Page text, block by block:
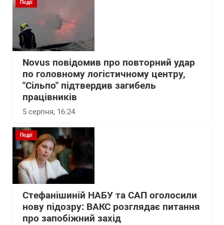
Події
Novus повідомив про повторний удар
по головному логістичному центру,
"Сільпо" підтвердив загибель
працівників
5 серпня, 16:24
Події
Стефанішиній НАБУ та САП оголосили
нову підозру: ВАКС розглядає питання
про запобіжний захід